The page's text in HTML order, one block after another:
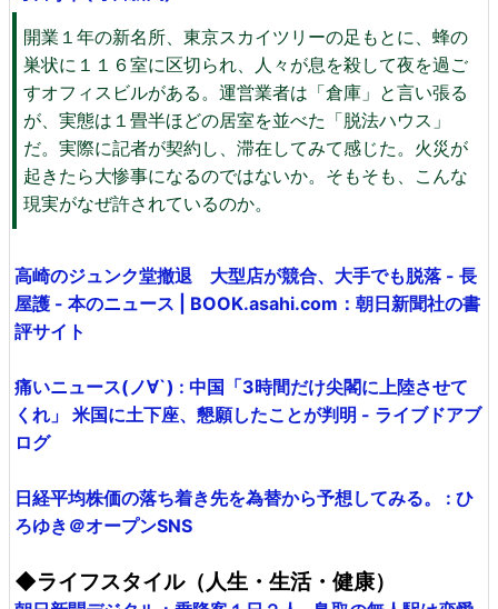
開業１年の新名所、東京スカイツリーの足もとに、蜂の
巣状に１１６室に区切られ、人々が息を殺して夜を過ご
すオフィスビルがある。運営業者は「倉庫」と言い張る
が、実態は１畳半ほどの居室を並べた「脱法ハウス」
だ。実際に記者が契約し、滞在してみて感じた。火災が
起きたら大惨事になるのではないか。そもそも、こんな
現実がなぜ許されているのか。
高崎のジュンク堂撤退 大型店が競合、大手でも脱落 - 長
屋護 - 本のニュース | BOOK.asahi.com：朝日新聞社の書
評サイト
痛いニュース(ノ∀`) : 中国「3時間だけ尖閣に上陸させて
くれ」 米国に土下座、懇願したことが判明 - ライブドアブ
ログ
日経平均株価の落ち着き先を為替から予想してみる。 : ひ
ろゆき＠オープンSNS
◆ライフスタイル（人生・生活・健康）